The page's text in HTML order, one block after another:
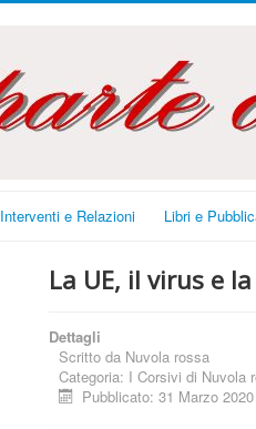
Interventi e Relazioni Libri e
La UE, il virus e
Dettagli
Scritto da Nuvola rossa
Categoria: I Corsivi di Nuvola
Pubblicato: 31 Marzo 2020